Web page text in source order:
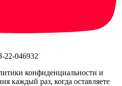
22-046932
конфиденциальности и
каждый раз, когда оставляете